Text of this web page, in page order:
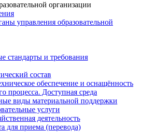
организации
управления образовательной
стандарты и требования
состав
обеспечение и оснащённость
процесса. Доступная среда
виды материальной поддержки
услуги
деятельность
для приема (перевода)